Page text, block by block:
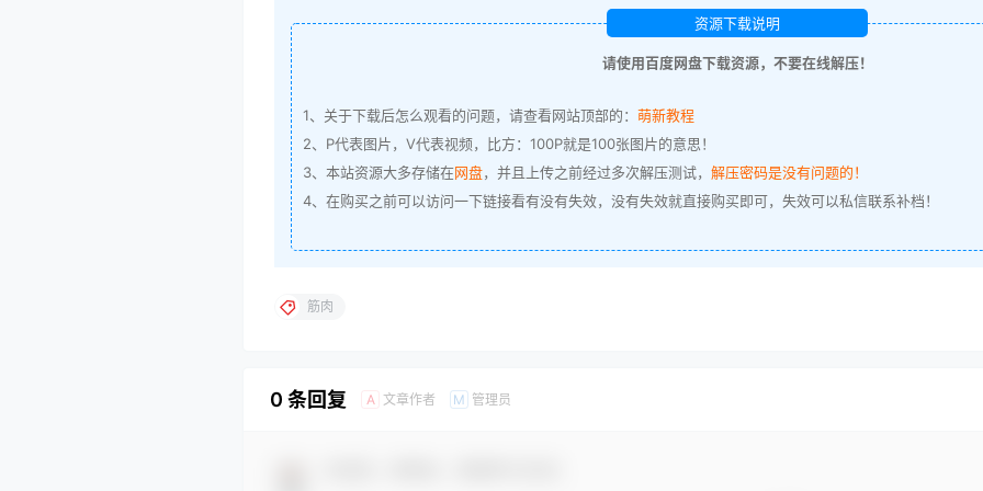
资源下载说明
请使用百度网盘下载资源，不要在线解压！
1、关于下载后怎么观看的问题，请查看网站顶部的： 萌新教程
2、P代表图片，V代表视频，比方：100P就是100张图片的意思！
3、本站资源大多存储在网盘，并且上传之前经过多次解压测试， 解压密码是没有问题的！
4、在购买之前可以访问一下链接看有没有失效，没有失效就直接购买即可，失效可以私信联系补档！
筋肉
0 条回复 A 文章作者 M 管理员